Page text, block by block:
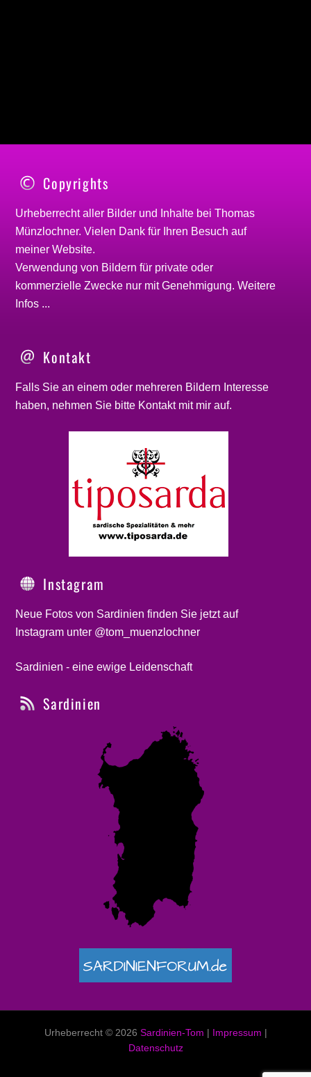
Copyrights
Urheberrecht aller Bilder und Inhalte beiThomas
Münzlochner. Vielen Dank für Ihren Besuch auf
meinerWebsite.
Verwendung von Bildern für private oder
kommerzielle Zwecke nur mit Genehmigung.Weitere
Infos ...
Kontakt
Falls Sie an einem oder mehreren Bildern Interesse
haben, nehmen Sie bitte Kontaktmit mir auf.
Instagram
Neue Fotos von Sardinien finden Sie jetzt auf
Instagram unter @tom_muenzlochner
Sardinien - eine ewige Leidenschaft
Sardinien
Urheberrecht © 2026 Sardinien-Tom | Impressum |
Datenschutz